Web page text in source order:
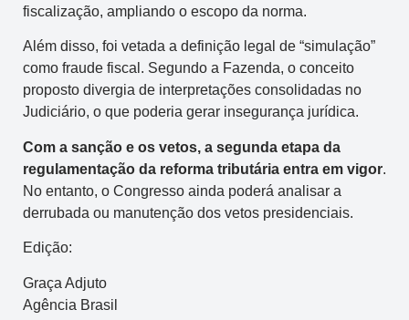
fiscalização, ampliando o escopo da norma.
Além disso, foi vetada a definição legal de “simulação”
como fraude fiscal. Segundo a Fazenda, o conceito
proposto divergia de interpretações consolidadas no
Judiciário, o que poderia gerar insegurança jurídica.
Com a sanção e os vetos, a segunda etapa da
regulamentação da reforma tributária entra em vigor.
No entanto, o Congresso ainda poderá analisar a
derrubada ou manutenção dos vetos presidenciais.
Edição:
Graça Adjuto
Agência Brasil